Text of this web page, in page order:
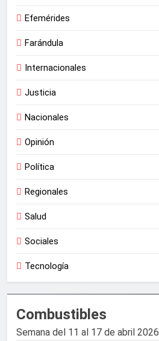
Efemérides
Farándula
Internacionales
Justicia
Nacionales
Opinión
Política
Regionales
Salud
Sociales
Tecnología
Combustibles
Semana del 11 al 17 de abril 2026